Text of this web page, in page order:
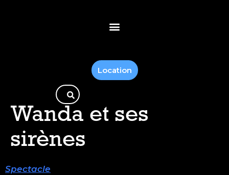
Location
Wanda et ses
sirènes
Spectacle